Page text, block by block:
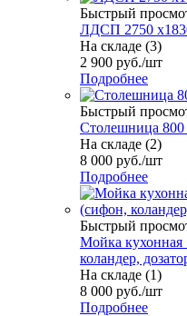
Быстрый
ЛДСП 2750
На складе (3)
2 900 руб./шт
Подробнее
Быстрый
Столешница
На складе (2)
8 000 руб./шт
Подробнее
Быстрый
Мойка кухонная
коландер,
На складе (1)
8 000 руб./шт
Подробнее